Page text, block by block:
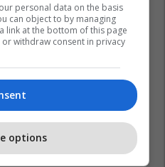
personal data on the basis
can object to by managing
link at the bottom of this page
withdraw consent in privacy
options